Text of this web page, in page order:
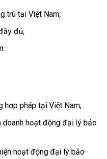
trú tại Việt Nam;
đủ;
hợp pháp tại Việt Nam;
doanh hoạt động đại lý bảo
hoạt động đại lý bảo